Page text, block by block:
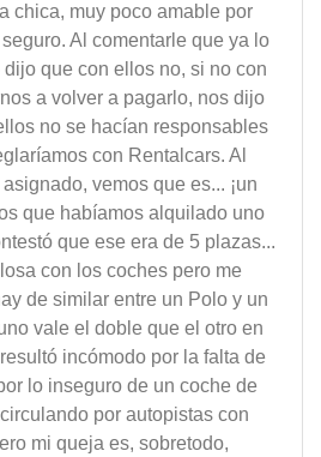
chica, muy poco amable por
Al comentarle que ya lo
que con ellos no, si no con
a volver a pagarlo, nos dijo
no se hacían responsables
con Rentalcars. Al
vemos que es... ¡un
que habíamos alquilado uno
que ese era de 5 plazas...
con los coches pero me
de similar entre un Polo y un
vale el doble que el otro en
incómodo por la falta de
lo inseguro de un coche de
por autopistas con
mi queja es, sobretodo,